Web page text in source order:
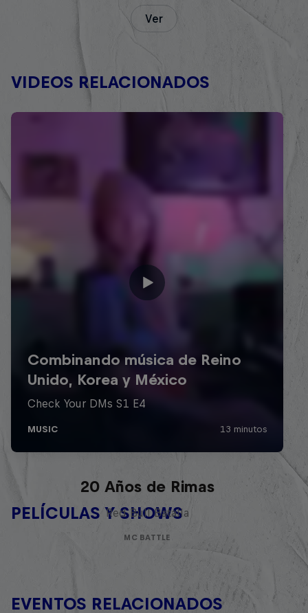
Ver
VIDEOS RELACIONADOS
PELÍCULAS Y SHOWS
20 Años de Rimas
Red Bull Batalla
MC BATTLE
EVENTOS RELACIONADOS